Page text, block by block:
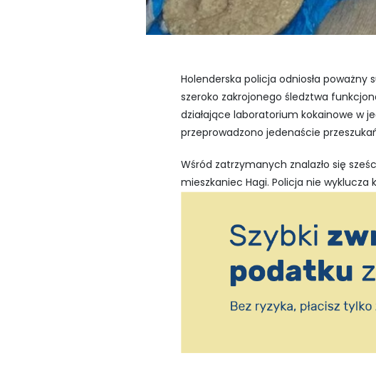
Holenderska policja odniosła
szeroko zakrojonego śledztwa
działające laboratorium kokainowe w
przeprowadzono jedenaście
Wśród zatrzymanych znalazło się
mieszkaniec Hagi. Policja nie wyklucza